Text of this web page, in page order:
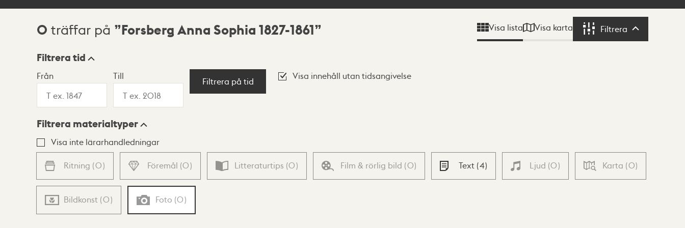
Sökresultat
0 träffar på Forsberg Anna Sophia 1827-1861 Visa lista Visa karta Filtrera Filtrera
Visningsläge
Lista Karta
Filtrera tid
Från Till
Filtrera på tid
Visa innehåll utan tidsangivelse
Filtrera materialtyper
Visa inte lärarhandledningar
Ritning (0) Föremål (0) Litteraturtips (0) Film & rörlig bild (0) Text (4) Ljud (0) Karta (0)
Bildkonst (0) Foto (0)